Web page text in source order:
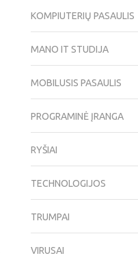
KOMPIUTERIŲ PASAULIS
MANO IT STUDIJA
MOBILUSIS PASAULIS
PROGRAMINĖ ĮRANGA
RYŠIAI
TECHNOLOGIJOS
TRUMPAI
VIRUSAI